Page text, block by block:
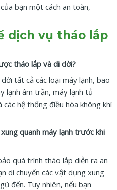
bạn một cách an toàn,
dịch vụ tháo lắp
tháo lắp và di dời?
tất cả các loại máy lạnh, bao
lạnh âm trần, máy lạnh tủ
hệ thống điều hòa không khí
quanh máy lạnh trước khi
quá trình tháo lắp diễn ra an
di chuyển các vật dụng xung
đến. Tuy nhiên, nếu bạn